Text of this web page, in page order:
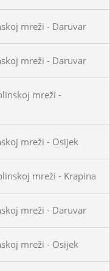
mreži - Daruvar
mreži - Daruvar
mreži -
mreži - Osijek
mreži - Krapina
mreži - Daruvar
mreži - Osijek